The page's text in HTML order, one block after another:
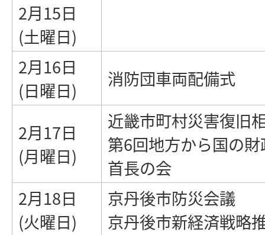
2月15日
(土曜日)
2月16日
(日曜日)
消防団車両配備式
2月17日
(月曜日)
近畿市町村災害復旧
第6回地方から国の
首長の会
2月18日
(火曜日)
京丹後市防災会議
京丹後市新経済戦略